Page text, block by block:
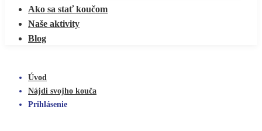
Ako sa stať koučom
Naše aktivity
Blog
Úvod
Nájdi svojho kouča
Prihlásenie